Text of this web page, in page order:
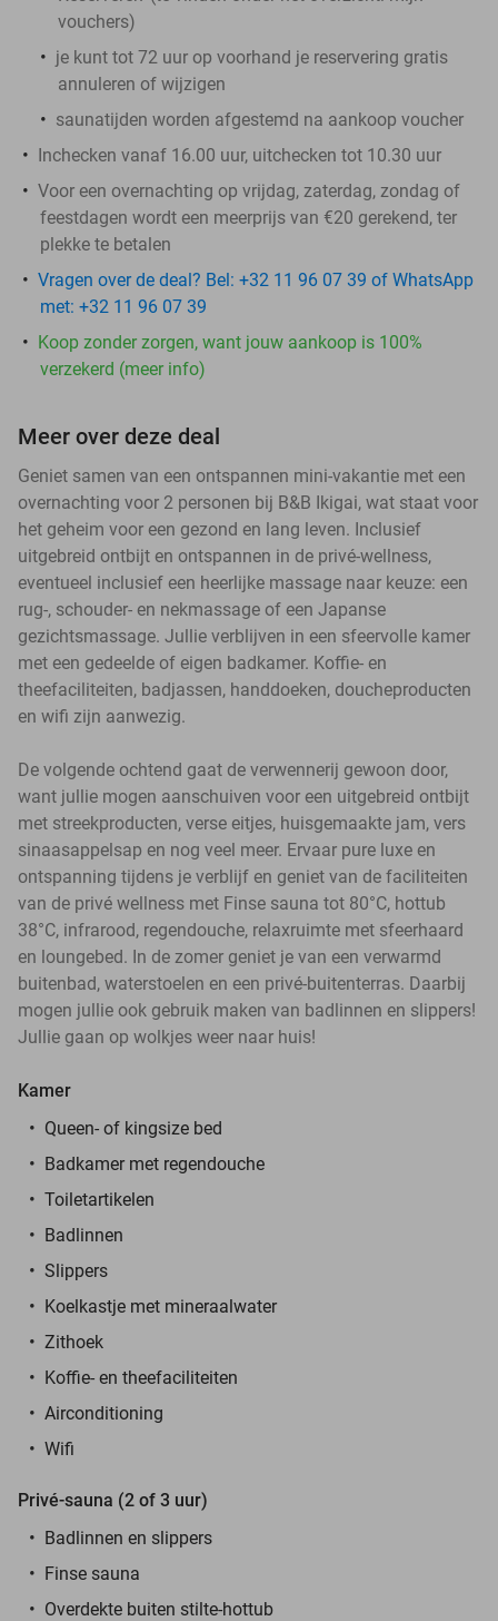
vouchers)
je kunt tot 72 uur op voorhand je reservering gratis
annuleren of wijzigen
saunatijden worden afgestemd na aankoop voucher
Inchecken vanaf 16.00 uur, uitchecken tot 10.30 uur
Voor een overnachting op vrijdag, zaterdag, zondag of
feestdagen wordt een meerprijs van €20 gerekend, ter
plekke te betalen
Vragen over de deal? Bel: +32 11 96 07 39 of WhatsApp
met: +32 11 96 07 39
Koop zonder zorgen, want jouw aankoop is 100%
verzekerd (meer info)
Meer over deze deal
Geniet samen van een ontspannen mini-vakantie met een
overnachting voor 2 personen bij B&B Ikigai, wat staat voor
het geheim voor een gezond en lang leven. Inclusief
uitgebreid ontbijt en ontspannen in de privé-wellness,
eventueel inclusief een heerlijke massage naar keuze: een
rug-, schouder- en nekmassage of een Japanse
gezichtsmassage. Jullie verblijven in een sfeervolle kamer
met een gedeelde of eigen badkamer. Koffie- en
theefaciliteiten, badjassen, handdoeken, doucheproducten
en wifi zijn aanwezig.
De volgende ochtend gaat de verwennerij gewoon door,
want jullie mogen aanschuiven voor een uitgebreid ontbijt
met streekproducten, verse eitjes, huisgemaakte jam, vers
sinaasappelsap en nog veel meer. Ervaar pure luxe en
ontspanning tijdens je verblijf en geniet van de faciliteiten
van de privé wellness met Finse sauna tot 80°C, hottub
38°C, infrarood, regendouche, relaxruimte met sfeerhaard
en loungebed. In de zomer geniet je van een verwarmd
buitenbad, waterstoelen en een privé-buitenterras. Daarbij
mogen jullie ook gebruik maken van badlinnen en slippers!
Jullie gaan op wolkjes weer naar huis!
Kamer
Queen- of kingsize bed
Badkamer met regendouche
Toiletartikelen
Badlinnen
Slippers
Koelkastje met mineraalwater
Zithoek
Koffie- en theefaciliteiten
Airconditioning
Wifi
Privé-sauna (2 of 3 uur)
Badlinnen en slippers
Finse sauna
Overdekte buiten stilte-hottub